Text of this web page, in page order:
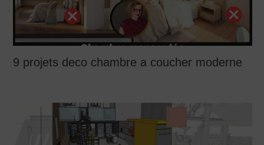
9 projets deco chambre a coucher moderne